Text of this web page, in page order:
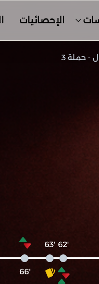
الإحصائيات
- حملة 3
'62
'63
'66